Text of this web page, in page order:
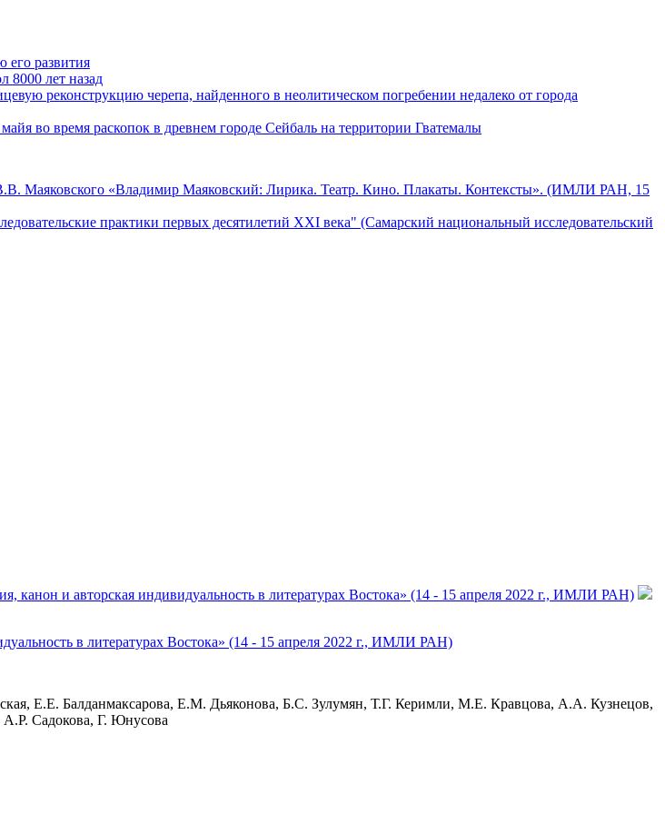
его развития
8000 лет назад
реконструкцию черепа, найденного в неолитическом погребении недалеко от города
во время раскопок в древнем городе Сейбаль на территории Гватемалы
Маяковского «Владимир Маяковский: Лирика. Театр. Кино. Плакаты. Контексты». (ИМЛИ РАН, 15
практики первых десятилетий XXI века" (Самарский национальный исследовательский
и авторская индивидуальность в литературах Востока» (14 - 15 апреля 2022 г., ИМЛИ РАН)
в литературах Востока» (14 - 15 апреля 2022 г., ИМЛИ РАН)
Е.Е. Балданмаксарова, Е.М. Дьяконова, Б.С. Зулумян, Т.Г. Керимли, М.Е. Кравцова, А.А. Кузнецов,
Садокова, Г. Юнусова